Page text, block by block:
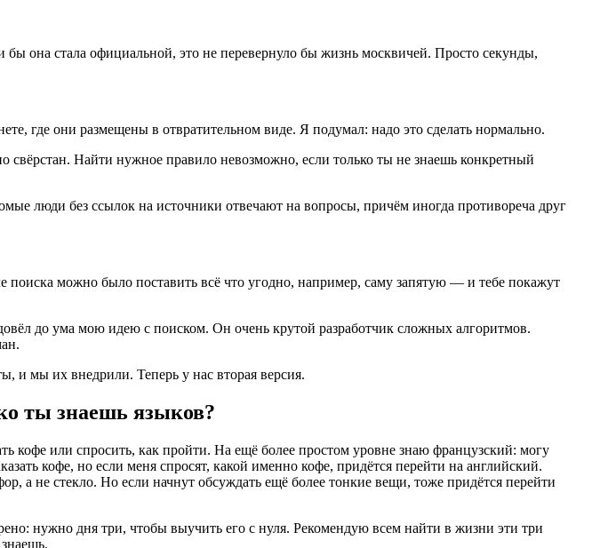
она стала официальной, это не перевернуло бы жизнь москвичей. Просто секунды,
где они размещены в отвратительном виде. Я подумал: надо это сделать нормально.
свёрстан. Найти нужное правило невозможно, если только ты не знаешь конкретный
люди без ссылок на источники отвечают на вопросы, причём иногда противореча друг
поиска можно было поставить всё что угодно, например, саму запятую — и тебе покажут
до ума мою идею с поиском. Он очень крутой разработчик сложных алгоритмов.
и мы их внедрили. Теперь у нас вторая версия.
ты знаешь языков?
кофе или спросить, как пройти. На ещё более простом уровне знаю французский: могу
кофе, но если меня спросят, какой именно кофе, придётся перейти на английский.
а не стекло. Но если начнут обсуждать ещё более тонкие вещи, тоже придётся перейти
нужно дня три, чтобы выучить его с нуля. Рекомендую всем найти в жизни эти три